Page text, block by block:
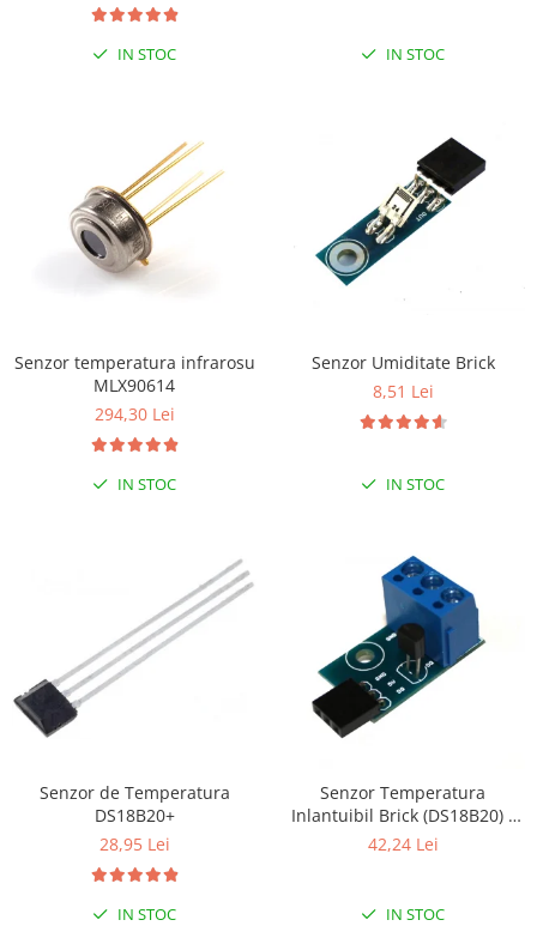
Module
Multiplexor
Releu
Breadboard
Cabluri
Conectori
Sticker
Butoane, Tastaturi
IN STOC IN STOC
Senzor temperatura infrarosu
MLX90614
294,30 Lei
IN STOC
Senzor Umiditate Brick
8,51 Lei
IN STOC
Senzor de Temperatura
DS18B20+
28,95 Lei
IN STOC
Senzor Temperatura
Inlantuibil Brick (DS18B20) -
Motherboard
42,24 Lei
IN STOC